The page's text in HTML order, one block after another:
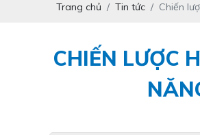
Trang chủ Tin tức Chiến
CHIẾN LƯỢC